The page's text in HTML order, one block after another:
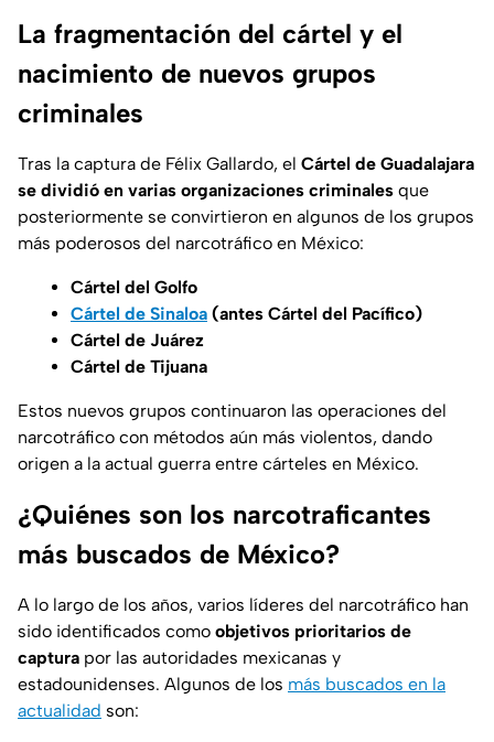
La fragmentación del cártel y el
nacimiento de nuevos grupos
criminales
Tras la captura de Félix Gallardo, el Cártel de Guadalajara
se dividió en varias organizaciones criminales que
posteriormente se convirtieron en algunos de los grupos
más poderosos del narcotráfico en México:
Cártel del Golfo
Cártel de Sinaloa (antes Cártel del Pacífico)
Cártel de Juárez
Cártel de Tijuana
Estos nuevos grupos continuaron las operaciones del
narcotráfico con métodos aún más violentos, dando
origen a la actual guerra entre cárteles en México.
¿Quiénes son los narcotraficantes
más buscados de México?
A lo largo de los años, varios líderes del narcotráfico han
sido identificados como objetivos prioritarios de
captura por las autoridades mexicanas y
estadounidenses. Algunos de los más buscados en la
actualidad son: